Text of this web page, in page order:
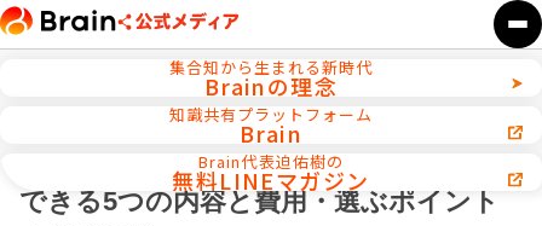
集合知から生まれる新時代
Brainの理念
知識共有プラットフォーム
Brain
Brain代表迫佑樹の
無料LINEマガジン
Instagram攻略
【保存版】Instagram運用代行7選！依頼
できる5つの内容と費用・選ぶポイント